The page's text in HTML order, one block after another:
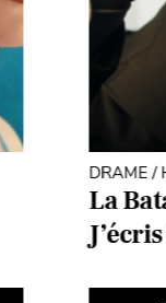
DRAME /
La